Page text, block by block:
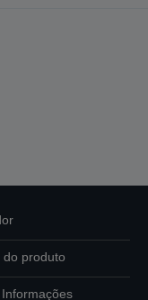
do produto